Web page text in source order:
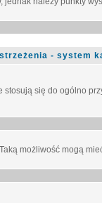
- system
się do ogólno
możliwość mogą